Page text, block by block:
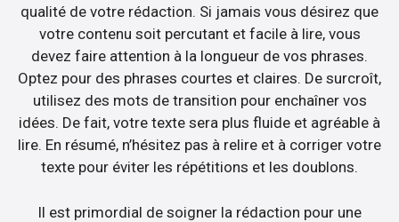
qualité de votre rédaction. Si jamais vous désirez que
votre contenu soit percutant et facile à lire, vous
devez faire attention à la longueur de vos phrases.
Optez pour des phrases courtes et claires. De surcroît,
utilisez des mots de transition pour enchaîner vos
idées. De fait, votre texte sera plus fluide et agréable à
lire. En résumé, n’hésitez pas à relire et à corriger votre
texte pour éviter les répétitions et les doublons.
Il est primordial de soigner la rédaction pour une